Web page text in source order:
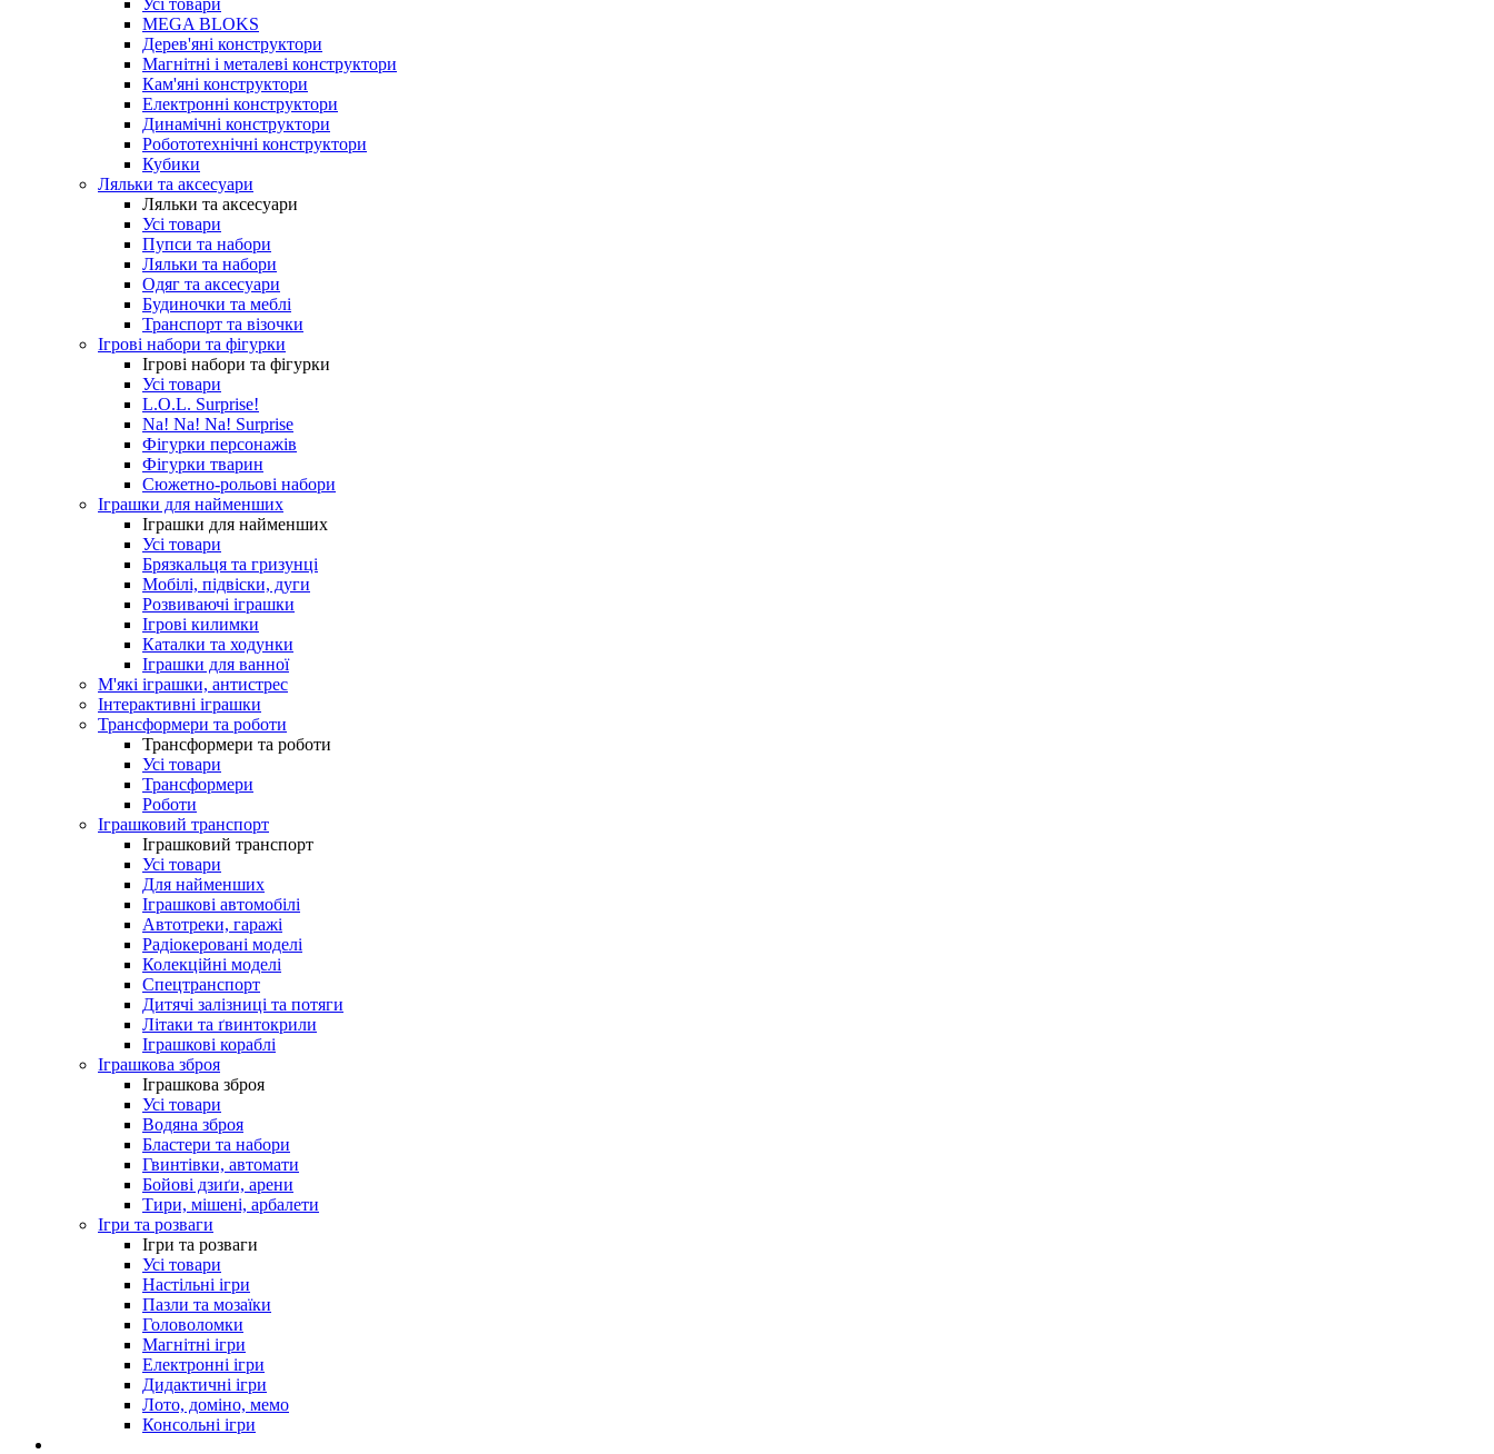
Усі товари
MEGA BLOKS
Дерев'яні конструктори
Магнітні і металеві конструктори
Кам'яні конструктори
Електронні конструктори
Динамічні конструктори
Робототехнічні конструктори
Кубики
Ляльки та аксесуари
Ляльки та аксесуари
Усі товари
Пупси та набори
Ляльки та набори
Одяг та аксесуари
Будиночки та меблі
Транспорт та візочки
Ігрові набори та фігурки
Ігрові набори та фігурки
Усі товари
L.O.L. Surprise!
Na! Na! Na! Surprise
Фігурки персонажів
Фігурки тварин
Сюжетно-рольові набори
Іграшки для найменших
Іграшки для найменших
Усі товари
Брязкальця та гризунці
Мобілі, підвіски, дуги
Розвиваючі іграшки
Ігрові килимки
Каталки та ходунки
Іграшки для ванної
М'які іграшки, антистрес
Інтерактивні іграшки
Трансформери та роботи
Трансформери та роботи
Усі товари
Трансформери
Роботи
Іграшковий транспорт
Іграшковий транспорт
Усі товари
Для найменших
Іграшкові автомобілі
Автотреки, гаражі
Радіокеровані моделі
Колекційні моделі
Спецтранспорт
Дитячі залізниці та потяги
Літаки та ґвинтокрили
Іграшкові кораблі
Іграшкова зброя
Іграшкова зброя
Усі товари
Водяна зброя
Бластери та набори
Гвинтівки, автомати
Бойові дзиґи, арени
Тири, мішені, арбалети
Ігри та розваги
Ігри та розваги
Усі товари
Настільні ігри
Пазли та мозаїки
Головоломки
Магнітні ігри
Електронні ігри
Дидактичні ігри
Лото, доміно, мемо
Консольні ігри